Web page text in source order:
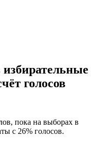
голосов
пока на выборах в
с 26% голосов.